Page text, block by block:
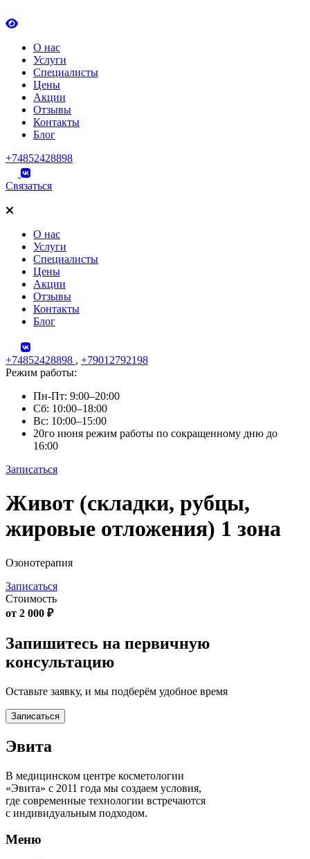
О нас
Услуги
Специалисты
Цены
Акции
Отзывы
Контакты
Блог
+74852428898
Связаться
О нас
Услуги
Специалисты
Цены
Акции
Отзывы
Контакты
Блог
+74852428898 , +79012792198
Режим работы:
Пн-Пт: 9:00–20:00
Сб: 10:00–18:00
Вс: 10:00–15:00
20го июня режим работы по сокращенному дню до
16:00
Записаться
Skip
to
Живот (складки, рубцы,
жировые отложения) 1 зона
Озонотерапия
Записаться
Стоимость
от 2 000 ₽
Запишитесь на первичную
консультацию
Оставьте заявку, и мы подберём удобное время
Записаться
Эвита
В медицинском центре косметологии
«Эвита» с 2011 года мы создаем условия,
где современные технологии встречаются
с индивидуальным подходом.
Меню